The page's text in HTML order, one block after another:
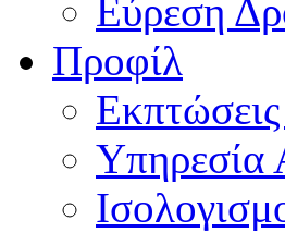
Εύρεση
Προφίλ
Υπηρεσία